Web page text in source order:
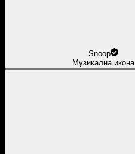
Snoop
Музикална икона